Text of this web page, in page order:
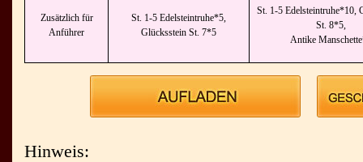
Zusätzlich für
Anführer
St. 1-5 Edelsteintruhe*5,
Glücksstein St. 7*5
St. 1-5 Edelsteintruhe*10,
St. 8*5,
Antike
Hinweis: